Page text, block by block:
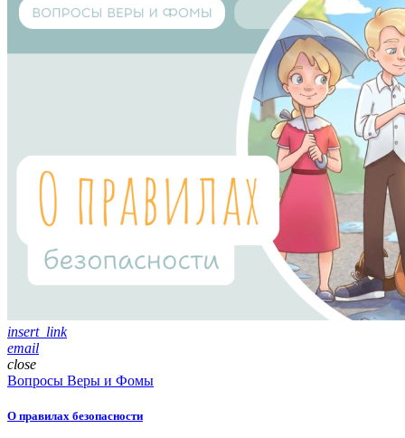
insert_link
email
close
Вопросы Веры и Фомы
О правилах безопасности